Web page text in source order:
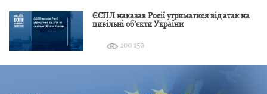
ЄСПЛ наказав Росії утриматися від атак на
цивільні об’єкти України
100 150